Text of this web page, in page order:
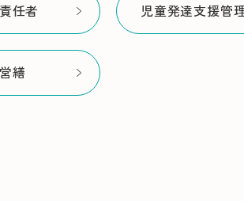
任者 児童発達支援管
繕